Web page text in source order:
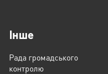
Інше
Рада громадського
контролю